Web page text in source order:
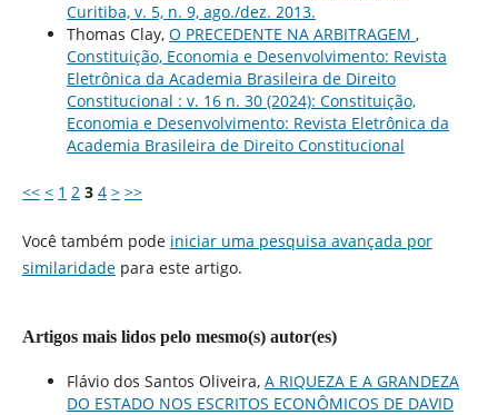
Curitiba, v. 5, n. 9, ago./dez. 2013.
Thomas Clay, O PRECEDENTE NA ARBITRAGEM ,
Constituição, Economia e Desenvolvimento: Revista
Eletrônica da Academia Brasileira de Direito
Constitucional : v. 16 n. 30 (2024): Constituição,
Economia e Desenvolvimento: Revista Eletrônica da
Academia Brasileira de Direito Constitucional
<< < 1 2 3 4 > >>
Você também pode iniciar uma pesquisa avançada por
similaridadepara este artigo.
Artigos mais lidos pelo mesmo(s) autor(es)
Flávio dos Santos Oliveira, A RIQUEZA E A GRANDEZA
DO ESTADO NOS ESCRITOS ECONÔMICOS DE DAVID